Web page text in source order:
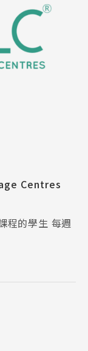
Centres
程的學生 每週